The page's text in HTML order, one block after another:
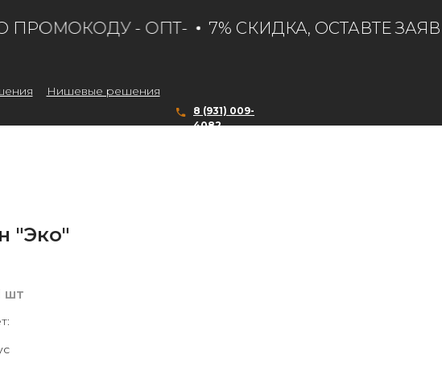
- ОПТ- 7% СКИДКА, ОСТАВТЕ
Нишевые решения
8 (931) 009-
4082
"Эко"
шт